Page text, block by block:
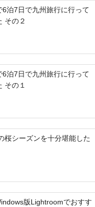
6泊7日で九州旅行に行って
その２
6泊7日で九州旅行に行って
その１
桜シーズンを十分堪能した
版Lightroomでおすす